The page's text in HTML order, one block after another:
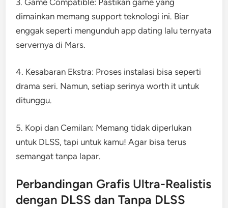
dimainkan memang support teknologi ini. Biar
enggak seperti mengunduh app dating lalu ternyata
servernya di Mars.
4. Kesabaran Ekstra: Proses instalasi bisa seperti
drama seri. Namun, setiap serinya worth it untuk
ditunggu.
5. Kopi dan Cemilan: Memang tidak diperlukan
untuk DLSS, tapi untuk kamu! Agar bisa terus
semangat tanpa lapar.
Perbandingan Grafis Ultra-Realistis
dengan DLSS dan Tanpa DLSS